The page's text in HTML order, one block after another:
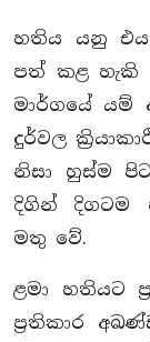
හතිය යනු එය
පත් කළ
මාර්ගයේ යම්
දුර්වල
නිසා හුස්ම
දිගින් දිගටම
මතු වේ.
ළමා හතියට
ප්‍රතිකාර